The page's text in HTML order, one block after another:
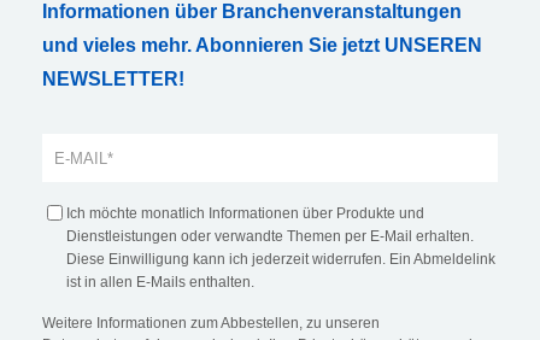
Informationen über Branchenveranstaltungen
und vieles mehr. Abonnieren Sie jetzt UNSEREN
NEWSLETTER!
Ich möchte monatlich Informationen über Produkte und
Dienstleistungen oder verwandte Themen per E-Mail erhalten.
Diese Einwilligung kann ich jederzeit widerrufen. Ein Abmeldelink
ist in allen E-Mails enthalten.
Weitere Informationen zum Abbestellen, zu unseren